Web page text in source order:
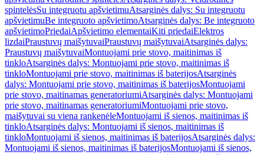
spintelėsSu integruotu apšvietimuAtsarginės dalys: Su integruotu
apšvietimuBe integruoto apšvietimoAtsarginės dalys: Be integruoto
apšvietimoPriedaiApšvietimo elementaiKiti priedaiElektros
lizdaiPraustuvų maišytuvaiPraustuvų maišytuvaiAtsarginės dalys:
Praustuvų maišytuvaiMontuojami prie stovo, maitinimas iš
tinkloAtsarginės dalys: Montuojami prie stovo, maitinimas iš
tinkloMontuojami prie stovo, maitinimas iš baterijosAtsarginės
dalys: Montuojami prie stovo, maitinimas iš baterijosMontuojami
prie stovo, maitinamas generatoriumiAtsarginės dalys: Montuojami
prie stovo, maitinamas generatoriumiMontuojami prie stovo,
maišytuvai su viena rankenėleMontuojami iš sienos, maitinimas iš
tinkloAtsarginės dalys: Montuojami iš sienos, maitinimas iš
tinkloMontuojami iš sienos, maitinimas iš baterijosAtsarginės dalys:
Montuojami iš sienos, maitinimas iš baterijosMontuojami iš sienos,